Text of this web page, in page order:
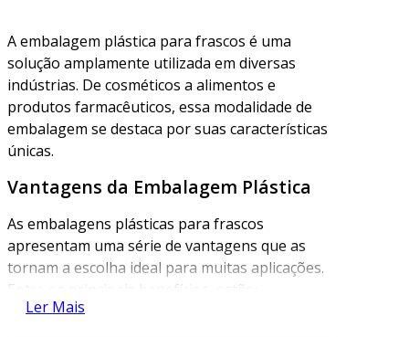
A embalagem plástica para frascos é uma
solução amplamente utilizada em diversas
indústrias. De cosméticos a alimentos e
produtos farmacêuticos, essa modalidade de
embalagem se destaca por suas características
únicas.
Vantagens da Embalagem Plástica
As embalagens plásticas para frascos
apresentam uma série de vantagens que as
tornam a escolha ideal para muitas aplicações.
Entre os principais benefícios, estão:
Ler Mais